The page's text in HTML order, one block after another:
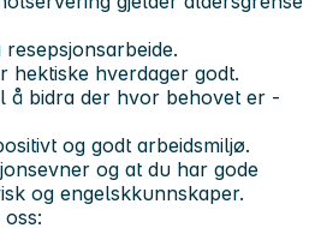
hektiske hverdager godt.
å bidra der hvor behovet er -
og godt arbeidsmiljø.
og at du har gode
og engelskkunnskaper.